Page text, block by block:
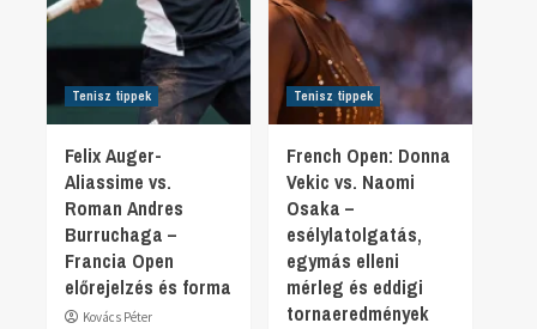
Tenisz tippek
Felix Auger-
Aliassime vs.
Roman Andres
Burruchaga –
Francia Open
előrejelzés és forma
Kovács Péter
Tenisz tippek
French Open: Donna
Vekic vs. Naomi
Osaka –
esélylatolgatás,
egymás elleni
mérleg és eddigi
tornaeredmények